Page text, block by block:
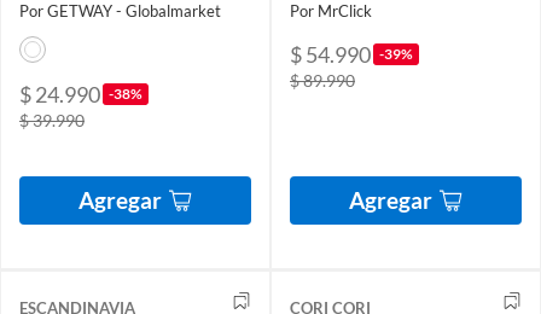
Por GETWAY - Globalmarket
$ 24.990 -38%
$ 39.990
Agregar
Por MrClick
$ 54.990 -39%
$ 89.990
Agregar
ESCANDINAVIA CORI CORI